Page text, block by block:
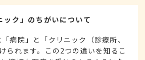
ック」のちがいについて
病院」と「クリニック（診療所、
られます。この2つの違いを知るこ